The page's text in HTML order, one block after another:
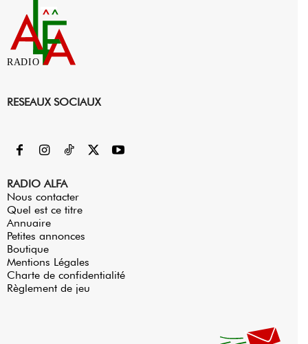
RADIO
RESEAUX SOCIAUX
RADIO ALFA
Nous contacter
Quel est ce titre
Annuaire
Petites annonces
Boutique
Mentions Légales
Charte de confidentialité
Règlement de jeu